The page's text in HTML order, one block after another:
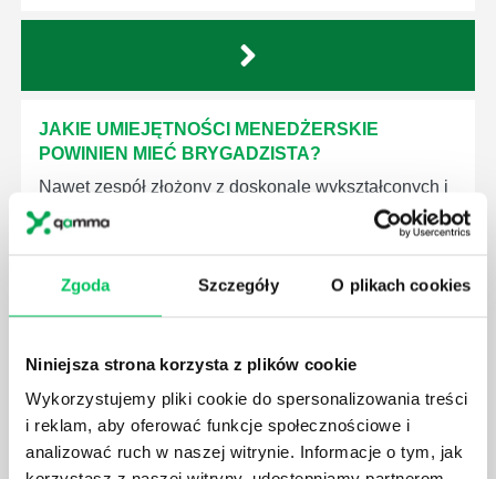
Zgoda Szczegóły O plikach cookies
Niniejsza strona korzysta z plików cookie
Wykorzystujemy pliki cookie do spersonalizowania treści
i reklam, aby oferować funkcje społecznościowe i
analizować ruch w naszej witrynie. Informacje o tym, jak
JAKIE UMIEJĘTNOŚCI MENEDŻERSKIE
POWINIEN MIEĆ BRYGADZISTA?
Nawet zespół złożony z doskonale wykształconych i
kompetentnych pracowników nie będzie w stanie
sprawnie realizować swoich zadań, jeśli zabraknie w
niezbędna jest osoba nadzorująca wszystkie
JAK BRYGADZISTA MOŻE ROZWINĄĆ SWOJE